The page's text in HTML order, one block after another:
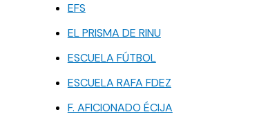
EFS
EL PRISMA DE RINU
ESCUELA FÚTBOL
ESCUELA RAFA FDEZ
F. AFICIONADO ÉCIJA